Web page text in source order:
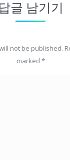
답글 남기기
not be published.
marked *